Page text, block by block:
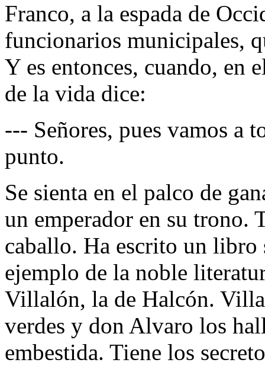
Franco, a la espada de
funcionarios municipales,
Y es entonces, cuando, en
de la vida dice:
--- Señores, pues vamos a
punto.
Se sienta en el palco de
un emperador en su trono.
caballo. Ha escrito un libro
ejemplo de la noble
Villalón, la de Halcón.
verdes y don Alvaro los
embestida. Tiene los